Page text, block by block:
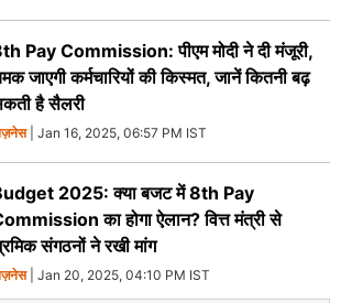
Pay Commission: पीएम मोदी ने दी मंजूरी,
जाएगी कर्मचारियों की किस्मत, जानें कितनी बढ़
है सैलरी
| Jan 16, 2025, 06:57 PM IST
2025: क्या बजट में 8th Pay
का होगा ऐलान? वित्त मंत्री से
संगठनों ने रखी मांग
| Jan 20, 2025, 04:10 PM IST